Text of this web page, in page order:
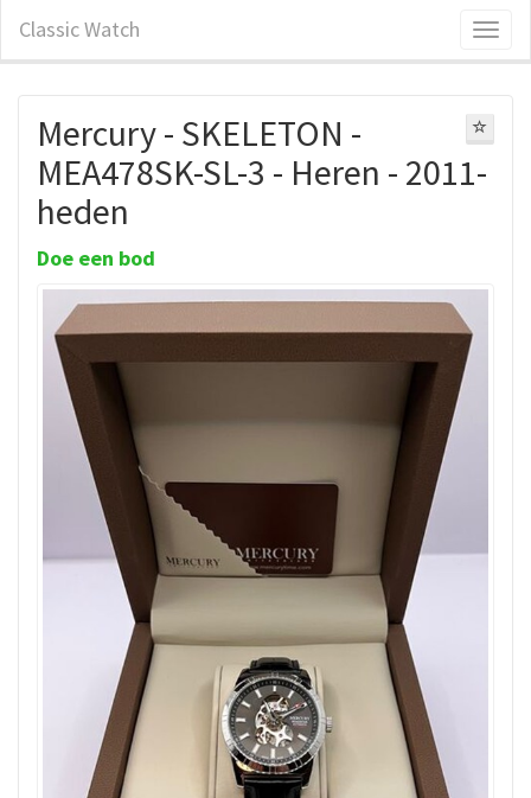
Classic Watch
Mercury - SKELETON -
MEA478SK-SL-3 - Heren - 2011-
heden
Doe een bod